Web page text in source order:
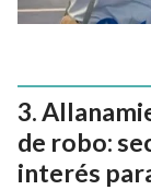
de robo:
interés